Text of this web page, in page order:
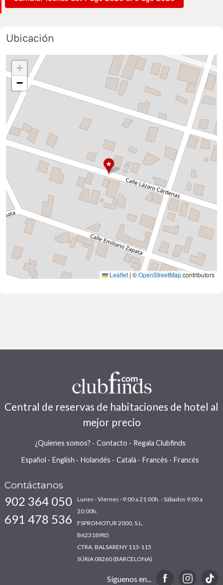
Ubicación
+
−
Leaflet | ©OpenStreetMapcontributors
Central de reservas de habitaciones de hotel al
mejor precio
¿Quienes somos? Contacto
Regala Clubfinds
Español
English Holandés Català Francès Francés
Contáctanos
902 364 050
691 478 536
Lunes - Viernes · 9:00 a 21:00h. - Sábados 9:00 a
20:00h.
FSPROMOTUR 2000, S.L.
B62318985
CTRA. BALSARENY 113-115
SÚRIA 08260 (BARCELONA)
Síguenos en...